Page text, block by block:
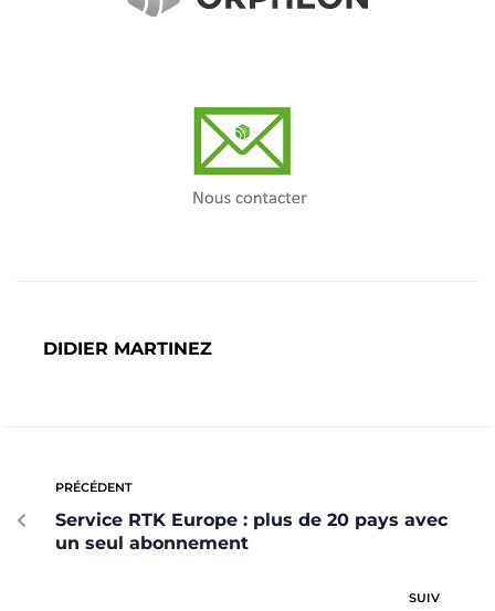
DIDIER MARTINEZ
PRÉCÉDENT
Service RTK Europe : plus de 20 pays avec
un seul abonnement
SUIV